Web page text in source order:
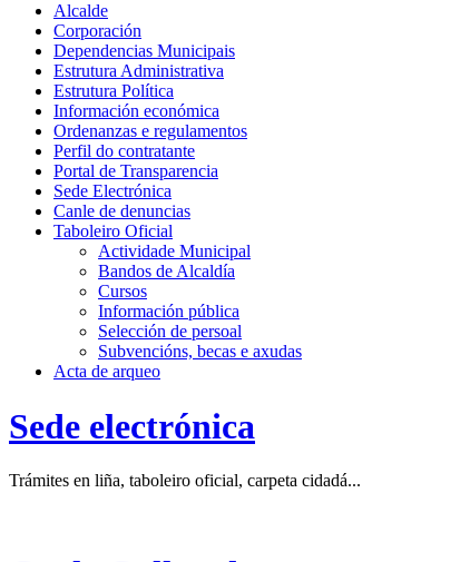
Alcalde
Corporación
Dependencias Municipais
Estrutura Administrativa
Estrutura Política
Información económica
Ordenanzas e regulamentos
Perfil do contratante
Portal de Transparencia
Sede Electrónica
Canle de denuncias
Taboleiro Oficial
Actividade Municipal
Bandos de Alcaldía
Cursos
Información pública
Selección de persoal
Subvencións, becas e axudas
Acta de arqueo
Sede electrónica
Trámites en liña, taboleiro oficial, carpeta cidadá...